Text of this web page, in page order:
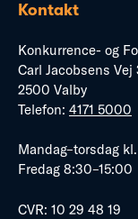
Kontakt
Konkurrence- og
Carl Jacobsens Vej
2500 Valby
Telefon: 4171 5000
Mandag–torsdag
Fredag 8:30–15:00
CVR: 10 29 48 19